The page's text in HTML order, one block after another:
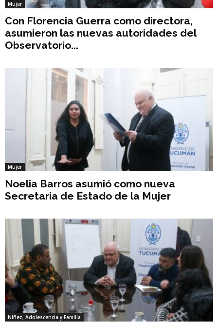
Mujer
Con Florencia Guerra como directora,
asumieron las nuevas autoridades del
Observatorio...
Mujer
Noelia Barros asumió como nueva
Secretaria de Estado de la Mujer
Niñez, Adolescencia y Familia